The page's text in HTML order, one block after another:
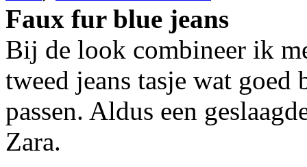
Faux fur blue jeans
Bij de look combineer ik
tweed jeans tasje wat
passen. Aldus een
Zara.